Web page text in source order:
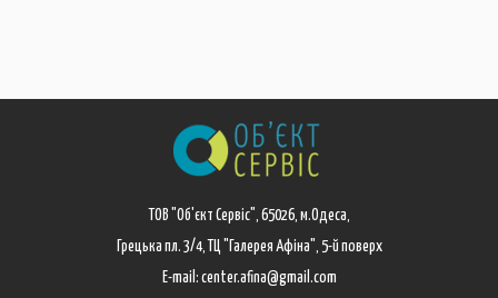
ТОВ "Об'єкт Сервіс", 65026, м.Одеса,
Грецька пл. 3/4, ТЦ "Галерея Афіна", 5-й поверх
E-mail: center.afina@gmail.com